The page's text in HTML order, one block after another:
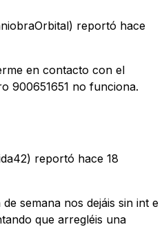
reportó hace
en contacto con el
900651651 no funciona.
reportó hace 18
semana nos dejáis sin int e
que arregléis una